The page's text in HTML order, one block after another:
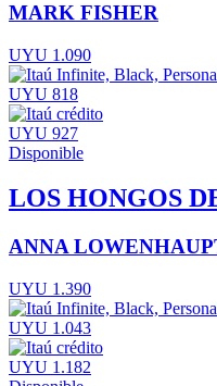
MARK FISHER
UYU 1.090
UYU 818
UYU 927
Disponible
LOS HONGOS
ANNA
UYU 1.390
UYU 1.043
UYU 1.182